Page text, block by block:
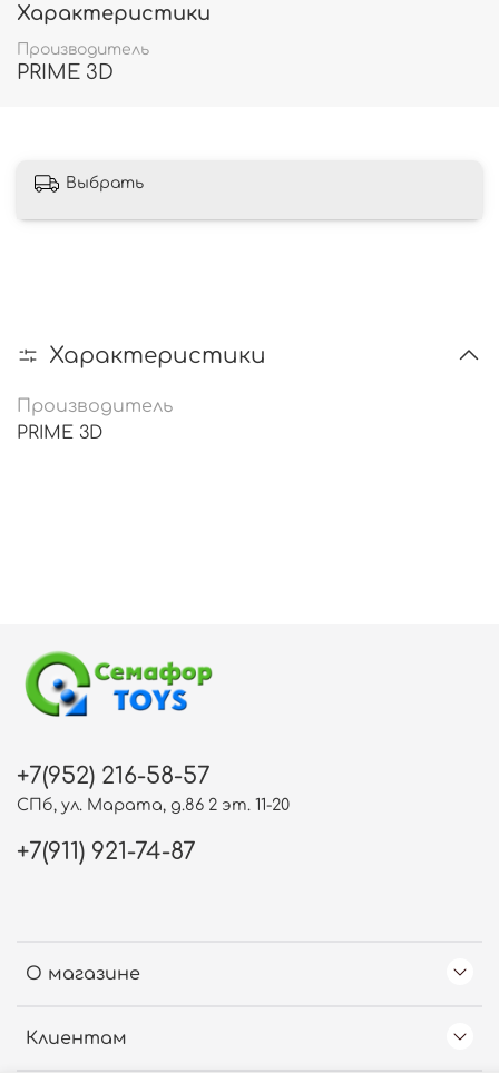
Характеристики
Производитель
PRIME 3D
Выбрать
Характеристики
Производитель
PRIME 3D
О магазине
Клиентам
+7(952) 216-58-57
СПб, ул. Марата, д.86 2 эт. 11-20
+7(911) 921-74-87